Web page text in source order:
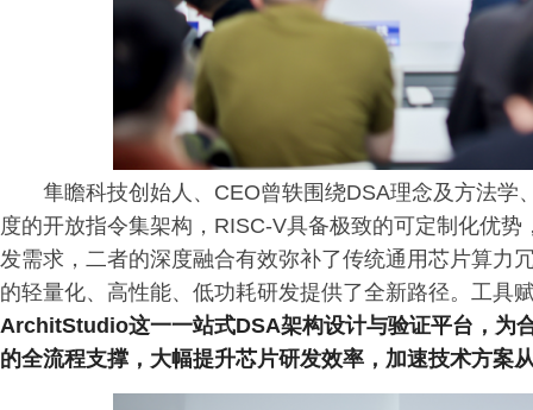
隼瞻科技创始人、CEO曾轶围绕DSA理念及方法
度的开放指令集架构，RISC-V具备极致的可定制化优
发需求，二者的深度融合有效弥补了传统通用芯片算力
的轻量化、高性能、低功耗研发提供了全新路径。工具
ArchitStudio这一一站式DSA架构设计与验证平台，为
的全流程支撑，大幅提升芯片研发效率，加速技术方案